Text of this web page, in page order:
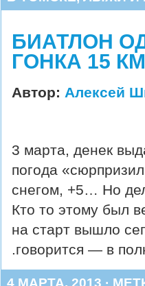
БИАТЛОН
ГОНКА 15
Автор: Алексей
3 марта, денек
погода
снегом, +5… Но
Кто то этому был
на старт вышло
.говорится — в
4 МАРТА, 2013 ·